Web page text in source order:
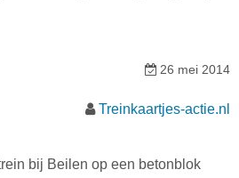
26 mei 2014
Treinkaartjes-actie.nl
bij Beilen op een betonblok